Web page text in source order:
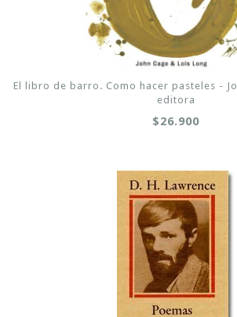
El libro de barro. Como hacer pasteles -
editora
$26.900